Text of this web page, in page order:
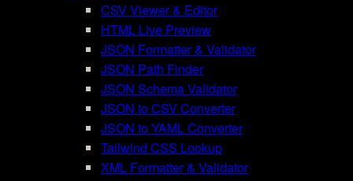
CSV Viewer & Editor
HTML Live Preview
JSON Formatter & Validator
JSON Path Finder
JSON Schema Validator
JSON to CSV Converter
JSON to YAML Converter
Tailwind CSS Lookup
XML Formatter & Validator